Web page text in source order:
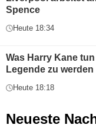
Spence
Heute 18:34
Was Harry Kane
Legende zu werden
Heute 18:18
Neueste